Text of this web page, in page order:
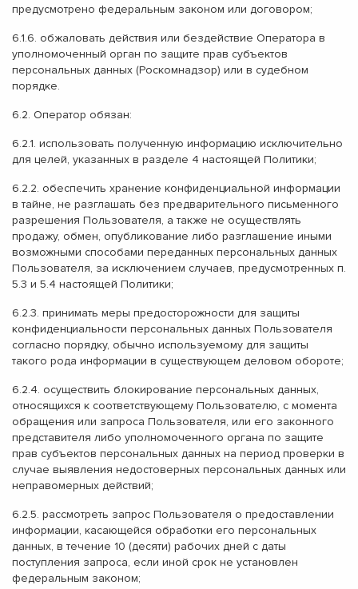
предусмотрено федеральным законом или договором;
6.1.6. обжаловать действия или бездействие Оператора в
уполномоченный орган по защите прав субъектов
персональных данных (Роскомнадзор) или в судебном
порядке.
6.2. Оператор обязан:
6.2.1. использовать полученную информацию исключительно
для целей, указанных в разделе 4 настоящей Политики;
6.2.2. обеспечить хранение конфиденциальной информации
в тайне, не разглашать без предварительного письменного
разрешения Пользователя, а также не осуществлять
продажу, обмен, опубликование либо разглашение иными
возможными способами переданных персональных данных
Пользователя, за исключением случаев, предусмотренных п.
5.3 и 5.4 настоящей Политики;
6.2.3. принимать меры предосторожности для защиты
конфиденциальности персональных данных Пользователя
согласно порядку, обычно используемому для защиты
такого рода информации в существующем деловом обороте;
6.2.4. осуществить блокирование персональных данных,
относящихся к соответствующему Пользователю, с момента
обращения или запроса Пользователя, или его законного
представителя либо уполномоченного органа по защите
прав субъектов персональных данных на период проверки в
случае выявления недостоверных персональных данных или
неправомерных действий;
6.2.5. рассмотреть запрос Пользователя о предоставлении
информации, касающейся обработки его персональных
данных, в течение 10 (десяти) рабочих дней с даты
поступления запроса, если иной срок не установлен
федеральным законом;